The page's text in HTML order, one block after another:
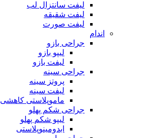
لیفت سانتزال لب
لیفت شقیقه
لیفت صورت
اندام
جراحی بازو
لیپو بازو
لیفت بازو
جراحی سینه
پروتز سینه
لیفت سینه
ماموپلاستی کاهشی
جراحی شکم پهلو
لیپو شکم پهلو
ابدومینوپلاستی